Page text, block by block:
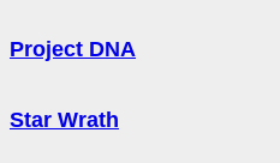
Project DNA
Star Wrath